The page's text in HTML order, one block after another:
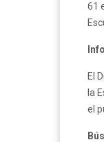
61
El
la
el